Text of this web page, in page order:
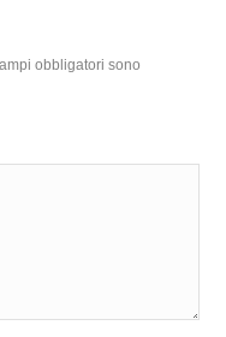
obbligatori sono